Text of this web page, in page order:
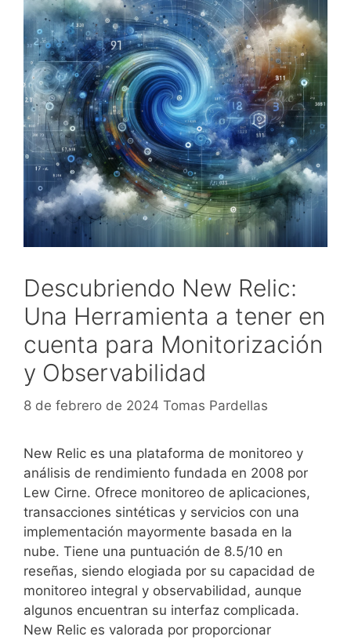
Descubriendo New Relic:
Una Herramienta a tener en
cuenta para Monitorización
y Observabilidad
8 de febrero de 2024 Tomas Pardellas
New Relic es una plataforma de monitoreo y
análisis de rendimiento fundada en 2008 por
Lew Cirne. Ofrece monitoreo de aplicaciones,
transacciones sintéticas y servicios con una
implementación mayormente basada en la
nube. Tiene una puntuación de 8.5/10 en
reseñas, siendo elogiada por su capacidad de
monitoreo integral y observabilidad, aunque
algunos encuentran su interfaz complicada.
New Relic es valorada por proporcionar